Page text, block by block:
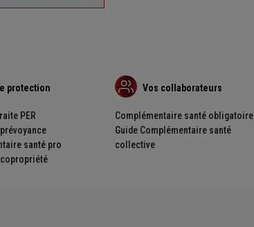
protection
PER
santé pro
Vos collaborateurs
Complémentaire santé obligatoire
Guide Complémentaire santé
collective